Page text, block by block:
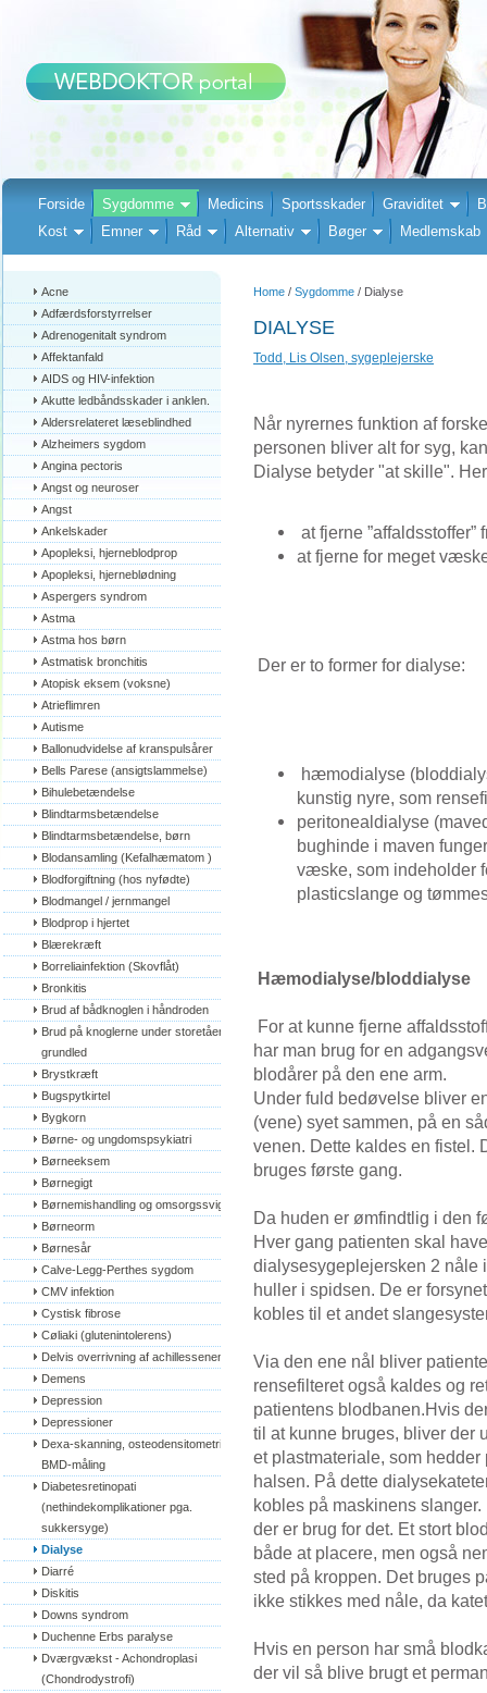
Forside Sygdomme Medicins Sportsskader Graviditet
Kost
Emner Råd Alternativ Bøger Medlemskab
Acne
Adfærdsforstyrrelser
Adrenogenitalt syndrom
Affektanfald
AIDS og HIV-infektion
Akutte ledbåndsskader i anklen.
Aldersrelateret læseblindhed
Alzheimers sygdom
Angina pectoris
Angst og neuroser
Angst
Ankelskader
Apopleksi, hjerneblodprop
Apopleksi, hjerneblødning
Aspergers syndrom
Astma
Astma hos børn
Astmatisk bronchitis
Atopisk eksem (voksne)
Atrieflimren
Autisme
Ballonudvidelse af kranspulsårer
Bells Parese (ansigtslammelse)
Bihulebetændelse
Blindtarmsbetændelse
Blindtarmsbetændelse, børn
Blodansamling (Kefalhæmatom )
Blodforgiftning (hos nyfødte)
Blodmangel / jernmangel
Blodprop i hjertet
Blærekræft
Borreliainfektion (Skovflåt)
Bronkitis
Brud af bådknoglen i håndroden
Brud på knoglerne under storetåens
grundled
Brystkræft
Bugspytkirtel
Bygkorn
Børne- og ungdomspsykiatri
Børneeksem
Børnegigt
Børnemishandling og omsorgssvigt
Børneorm
Børnesår
Calve-Legg-Perthes sygdom
CMV infektion
Cystisk fibrose
Cøliaki (glutenintolerens)
Delvis overrivning af achillessenen
Demens
Depression
Depressioner
Dexa-skanning, osteodensitometri,
BMD-måling
Diabetesretinopati
(nethindekomplikationer pga.
sukkersyge)
Dialyse
Diarré
Diskitis
Downs syndrom
Duchenne Erbs paralyse
Dværgvækst - Achondroplasi
(Chondrodystrofi)
Home / Sygdomme / Dialyse
DIALYSE
Todd, Lis Olsen, sygeplejerske
Når nyrernes funktion af
personen bliver alt for syg,
Dialyse betyder "at skille".
at fjerne ”affaldsstoffer”
at fjerne for meget
Der er to former for dialyse:
hæmodialyse
kunstig nyre, som
peritonealdialyse
bughinde i maven
væske, som indeholder
plasticslange og
Hæmodialyse/bloddialyse
For at kunne fjerne
har man brug for en
blodårer på den ene arm.
Under fuld bedøvelse bliver
(vene) syet sammen, på en
venen. Dette kaldes en fistel.
bruges første gang.
Da huden er ømfindtlig i den
Hver gang patienten skal
dialysesygeplejersken 2 nåle
huller i spidsen. De er
kobles til et andet
Via den ene nål bliver
rensefilteret også kaldes og
patientens blodbanen.Hvis
til at kunne bruges, bliver der
et plastmateriale, som
halsen. På dette
kobles på maskinens
der er brug for det. Et stort
både at placere, men også
sted på kroppen. Det bruges
ikke stikkes med nåle, da
Hvis en person har små
der vil så blive brugt et